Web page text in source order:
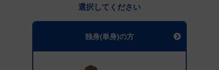
選択してください
独身(単身)の方